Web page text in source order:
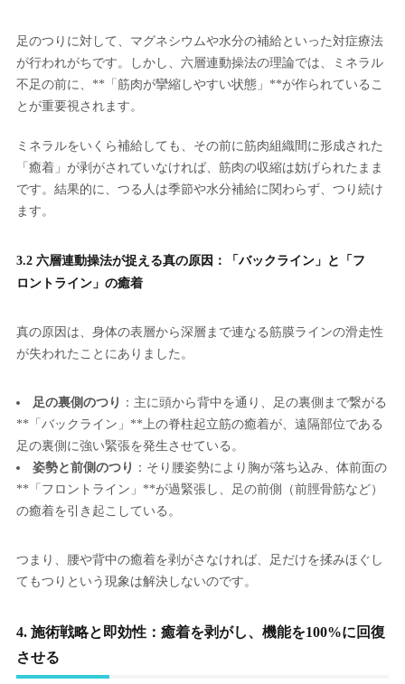
足のつりに対して、マグネシウムや水分の補給といった対症療法
が行われがちです。しかし、六層連動操法の理論では、ミネラル
不足の前に、**「筋肉が攣縮しやすい状態」**が作られているこ
とが重要視されます。
ミネラルをいくら補給しても、その前に筋肉組織間に形成された
「癒着」が剥がされていなければ、筋肉の収縮は妨げられたまま
です。結果的に、つる人は季節や水分補給に関わらず、つり続け
ます。
3.2 六層連動操法が捉える真の原因：「バックライン」と「フ
ロントライン」の癒着
真の原因は、身体の表層から深層まで連なる筋膜ラインの滑走性
が失われたことにありました。
足の裏側のつり ：主に頭から背中を通り、足の裏側まで繋がる
**「バックライン」**上の脊柱起立筋の癒着が、遠隔部位である
足の裏側に強い緊張を発生させている。
姿勢と前側のつり ：そり腰姿勢により胸が落ち込み、体前面の
**「フロントライン」**が過緊張し、足の前側（前脛骨筋など）
の癒着を引き起こしている。
つまり、腰や背中の癒着を剥がさなければ、足だけを揉みほぐし
てもつりという現象は解決しないのです。
4. 施術戦略と即効性：癒着を剥がし、機能を100%に回復
させる